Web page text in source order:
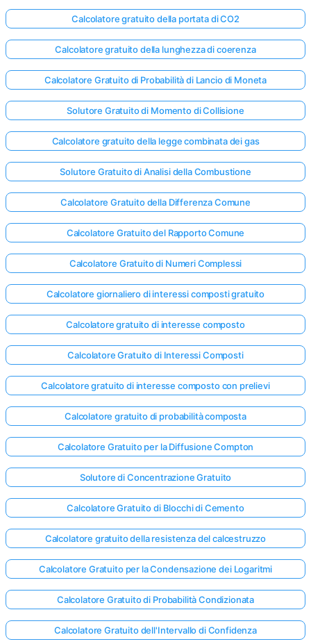
Calcolatore gratuito della portata di CO2
Calcolatore gratuito della lunghezza di coerenza
Calcolatore Gratuito di Probabilità di Lancio di Moneta
Solutore Gratuito di Momento di Collisione
Calcolatore gratuito della legge combinata dei gas
Solutore Gratuito di Analisi della Combustione
Calcolatore Gratuito della Differenza Comune
Calcolatore Gratuito del Rapporto Comune
Calcolatore Gratuito di Numeri Complessi
Calcolatore giornaliero di interessi composti gratuito
Calcolatore gratuito di interesse composto
Calcolatore Gratuito di Interessi Composti
Calcolatore gratuito di interesse composto con prelievi
Calcolatore gratuito di probabilità composta
Calcolatore Gratuito per la Diffusione Compton
Solutore di Concentrazione Gratuito
Calcolatore Gratuito di Blocchi di Cemento
Calcolatore gratuito della resistenza del calcestruzzo
Calcolatore Gratuito per la Condensazione dei Logaritmi
Calcolatore Gratuito di Probabilità Condizionata
Calcolatore Gratuito dell'Intervallo di Confidenza